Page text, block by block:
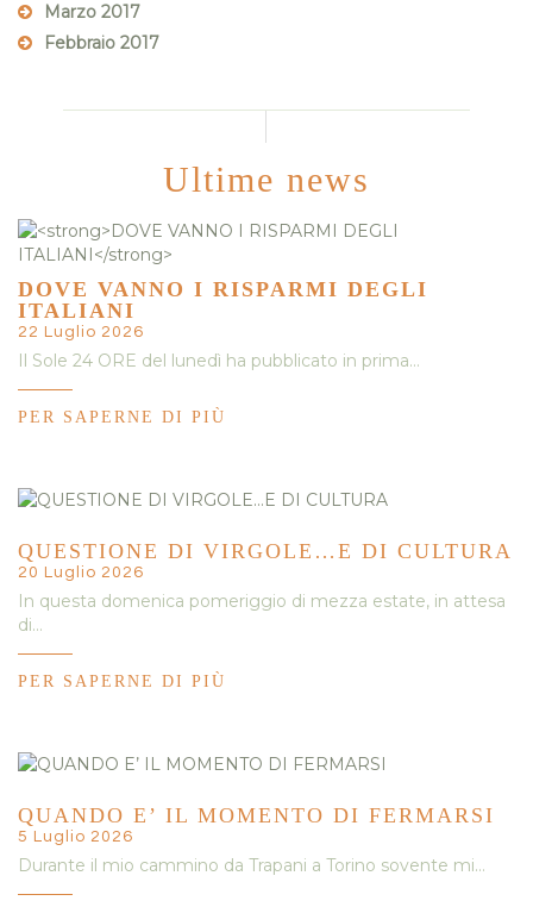
Marzo 2017
Febbraio 2017
Ultime news
DOVE VANNO I RISPARMI DEGLI
ITALIANI
22 Luglio 2026
Il Sole 24 ORE del lunedì ha pubblicato in prima…
PER SAPERNE DI PIÙ
QUESTIONE DI VIRGOLE…E DI CULTURA
20 Luglio 2026
In questa domenica pomeriggio di mezza estate, in attesa
di…
PER SAPERNE DI PIÙ
QUANDO E’ IL MOMENTO DI FERMARSI
5 Luglio 2026
Durante il mio cammino da Trapani a Torino sovente mi…